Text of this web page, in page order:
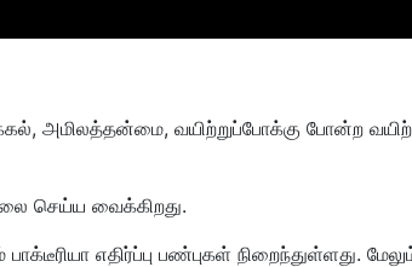
அமிலத்தன்மை, வயிற்றுப்போக்கு போன்ற
செய்ய வைக்கிறது.
எதிர்ப்பு பண்புகள் நிறைந்துள்ளது.